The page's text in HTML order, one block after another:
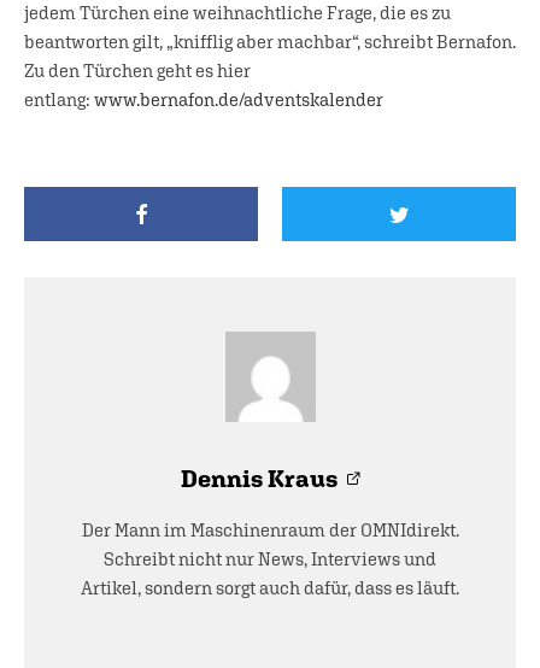
jedem Türchen eine weihnachtliche Frage, die es zu
beantworten gilt, „knifflig aber machbar“, schreibt Bernafon.
Zu den Türchen geht es hier
entlang: www.bernafon.de/adventskalender
Dennis Kraus
Der Mann im Maschinenraum der OMNIdirekt.
Schreibt nicht nur News, Interviews und
Artikel, sondern sorgt auch dafür, dass es läuft.